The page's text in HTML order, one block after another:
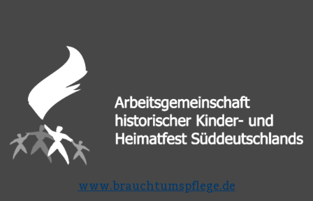
www.brauchtumspflege.de